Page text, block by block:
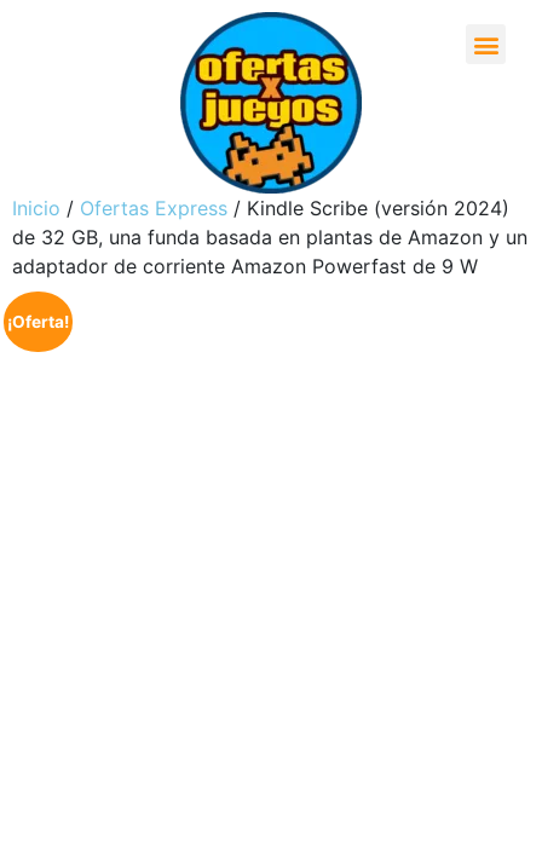
Inicio / Ofertas Express / Kindle Scribe (versión 2024)
de 32 GB, una funda basada en plantas de Amazon y un
adaptador de corriente Amazon Powerfast de 9 W
¡Oferta!